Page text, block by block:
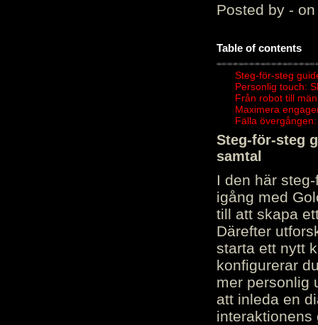
Posted by - on
Table of contents
Steg-för-steg
Personlig touch:
Från robot till
Maximera
Fälla
Steg-för-steg
samtal
I den här
igång med
till att skapa
Därefter
starta ett nytt
konfigurerar
mer personlig
att inleda en
interaktionens